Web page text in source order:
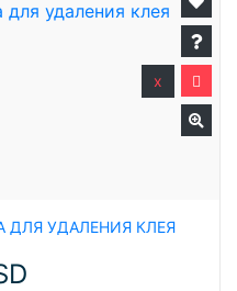
ДЛЯ УДАЛЕНИЯ КЛЕЯ
x